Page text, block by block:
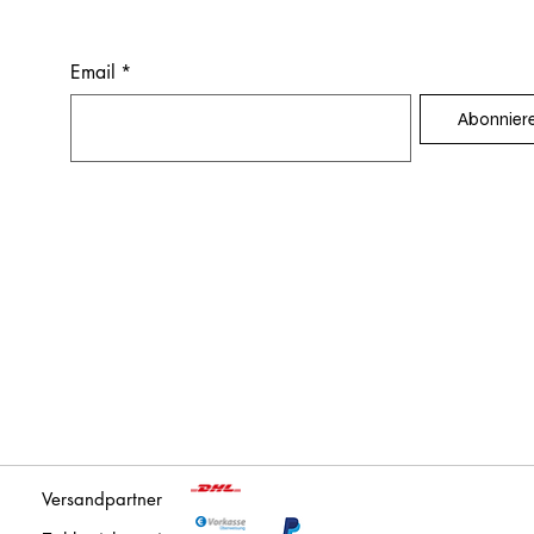
Email *
Versandpartner